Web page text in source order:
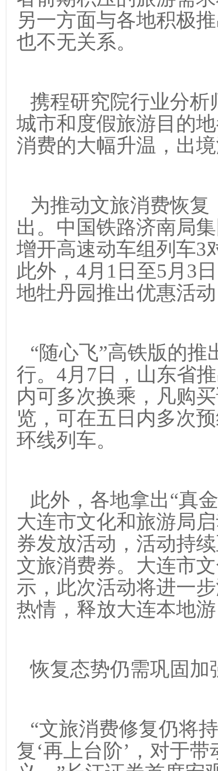
另一方面与各地积极
也不无关系。
携程研究院行业分
城市和度假旅游目的
消费的大幅升温，出
为推动文旅消费恢
出。中国铁路济南局
增开高速动车组列车3
此外， 4月 1 日至5 月 3
地牡丹园推出优惠活
“随心飞”高铁版的推
行。 4月 7 日，山东省
内可多次换乘，凡购
览，可在五日内多次
环线列车。
此外，各地拿出“真
大连市文化和旅游局
券发放活动，活动持
文旅消费券。大连市
示，此次活动将进一
热情，释放大连本地
恢复态势仍需巩固加
“文旅消费修复仍将
复‘再上台阶’ ，对于